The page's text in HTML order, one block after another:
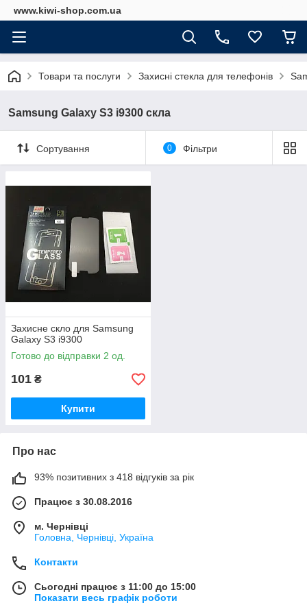
www.kiwi-shop.com.ua
Товари та послуги Захисні стекла для телефонів
Samsung Galaxy S3 i9300 скла
Сортування 0 Фільтри
Захисне скло для Samsung
Galaxy S3 i9300
Готово до відправки 2 од.
101 ₴
Купити
Про нас
93% позитивних з 418 відгуків за рік
Працює з 30.08.2016
м. Чернівці
Головна, Чернівці, Україна
Контакти
Сьогодні працює з 11:00 до 15:00
Показати весь графік роботи